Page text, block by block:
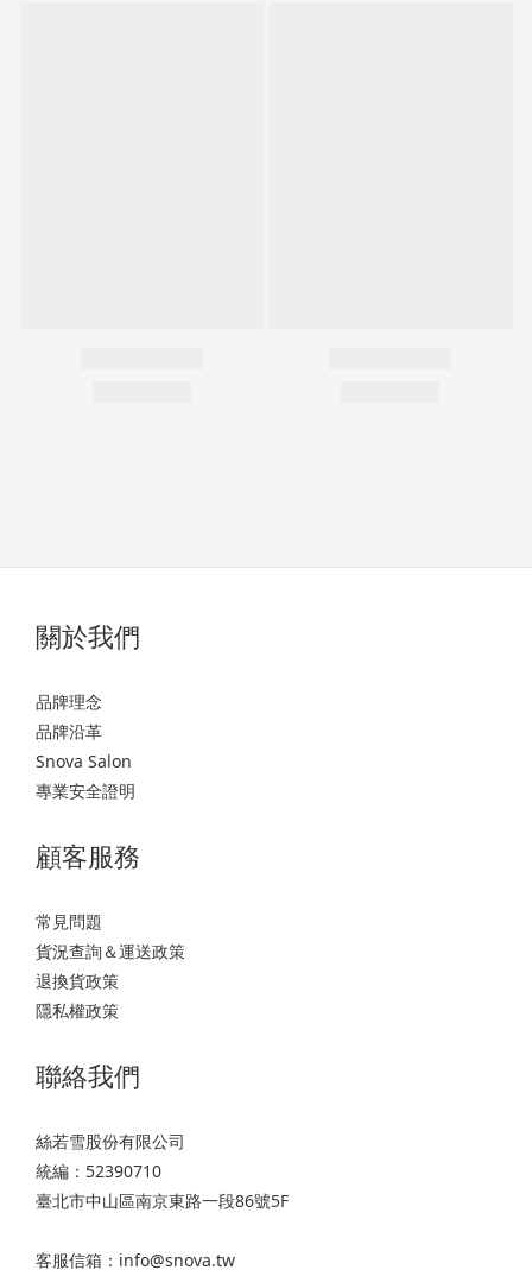
關於我們
品牌理念
品牌沿革
Snova Salon
專業安全證明
顧客服務
常見問題
貨況查詢＆運送政策
退換貨政策
隱私權政策
聯絡我們
絲若雪股份有限公司
統編：52390710
臺北市中山區南京東路一段86號5F
客服信箱：info@snova.tw